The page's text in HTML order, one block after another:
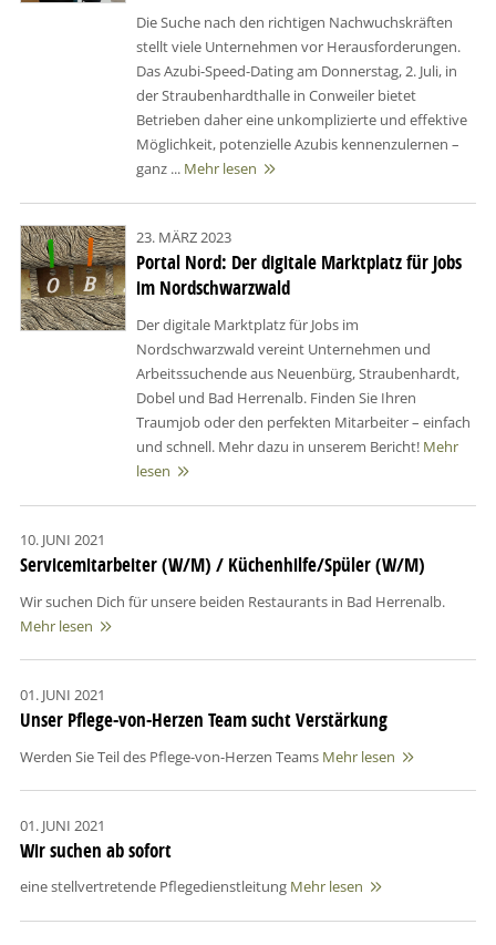
Die Suche nach den richtigen Nachwuchskräften
stellt viele Unternehmen vor Herausforderungen.
Das Azubi-Speed-Dating am Donnerstag, 2. Juli, in
der Straubenhardthalle in Conweiler bietet
Betrieben daher eine unkomplizierte und effektive
Möglichkeit, potenzielle Azubis kennenzulernen –
ganz ... Mehr lesen 
23. MÄRZ 2023
Portal Nord: Der digitale Marktplatz für Jobs
im Nordschwarzwald
Der digitale Marktplatz für Jobs im
Nordschwarzwald vereint Unternehmen und
Arbeitssuchende aus Neuenbürg, Straubenhardt,
Dobel und Bad Herrenalb. Finden Sie Ihren
Traumjob oder den perfekten Mitarbeiter – einfach
und schnell. Mehr dazu in unserem Bericht! Mehr
lesen

10. JUNI 2021
Servicemitarbeiter (W/M) / Küchenhilfe/Spüler (W/M)
Wir suchen Dich für unsere beiden Restaurants in Bad Herrenalb.
Mehr lesen

01. JUNI 2021
Unser Pflege-von-Herzen Team sucht Verstärkung
Werden Sie Teil des Pflege-von-Herzen Teams Mehr lesen 
01. JUNI 2021
Wir suchen ab sofort
eine stellvertretende Pflegedienstleitung Mehr lesen 